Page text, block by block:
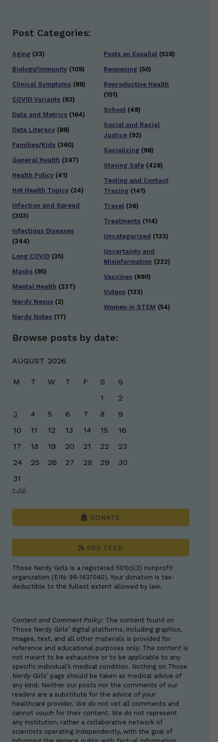
Post Categories:
Aging (33)
Biology/Immunity (109)
Clinical Symptoms (88)
COVID Variants (82)
Data and Metrics (164)
Data Literacy (88)
Families/Kids (360)
General Health (247)
Health Policy (41)
Hot Health Topics (24)
Infection and Spread
(303)
Infectious Diseases
(244)
Long COVID (35)
Masks (95)
Mental Health (237)
Nerdy Nexus (2)
Nerdy Notes (17)
Posts en Español (528)
Reopening (50)
Reproductive Health
(151)
School (49)
Social and Racial
Justice (92)
Socializing (98)
Staying Safe (428)
Testing and Contact
Tracing (141)
Travel (36)
Treatments (114)
Uncategorized (133)
Uncertainty and
Misinformation (222)
Vaccines (690)
Videos (133)
Women in STEM (54)
Browse posts by date:
AUGUST 2026
M T W T F S
S
1
2
3
4 5 6 7 8
9
10
11 12 13 14 15
16
17
18 19 20 21 22
23
24
25 26 27 28 29
30
31
« Jul
DONATE
RSS FEED
Those Nerdy Girls is a registered 501(c)(3) nonprofit
organization (EIN: 99-1437040). Your donation is tax-
deductible to the fullest extent allowed by law.
Content and Comment Policy: The content found on
Those Nerdy Girls’ digital platforms, including graphics,
images, text, and all other materials is provided for
reference and educational purposes only. The content is
not meant to be exhaustive or to be applicable to any
specific individual’s medical condition. Nothing on Those
Nerdy Girls’ page should be taken as medical advice of
any kind. Neither our posts nor the comments of our
readers are a substitute for the advice of your
healthcare provider. We do not vet all comments and
cannot vouch for their content. We do not represent
any institution, rather a collaborative network of
scientists operating independently, with the goal of